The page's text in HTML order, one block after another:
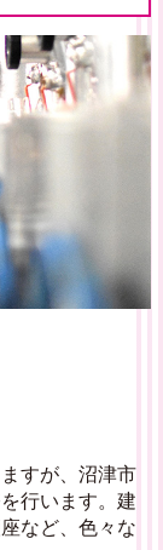
すが、沼津市
行います。建
など、色々な